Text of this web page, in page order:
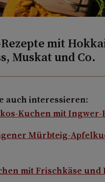
mit
Muskat und Co.
auch interessieren:
Kuchen mit
Mürbteig-
mit Frischkäse und